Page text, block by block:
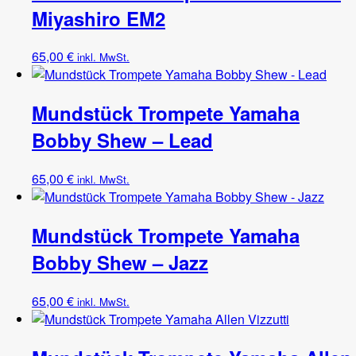
Miyashiro EM2
65,00 € inkl. MwSt.
Mundstück Trompete Yamaha
Bobby Shew – Lead
65,00 € inkl. MwSt.
Mundstück Trompete Yamaha
Bobby Shew – Jazz
65,00 € inkl. MwSt.